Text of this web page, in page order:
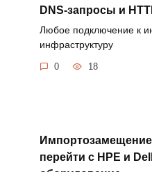
DNS-запросы и
Любое подключение к
инфраструктуру
0 18
Импортозамещение
перейти с HPE и